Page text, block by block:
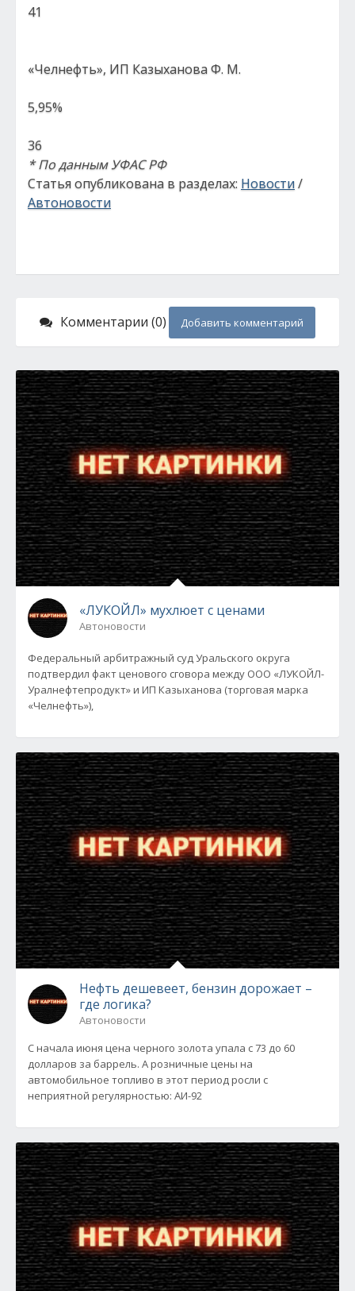
41
«Челнефть», ИП Казыханова Ф. М.
5,95%
36
* По данным УФАС РФ
Статья опубликована в разделах: Новости/
Автоновости
Комментарии (0) Добавить комментарий
«ЛУКОЙЛ» мухлюет с ценами
Автоновости
Федеральный арбитражный суд Уральского округа
подтвердил факт ценового сговора между ООО «ЛУКОЙЛ-
Уралнефтепродукт» и ИП Казыханова (торговая марка
«Челнефть»),
Нефть дешевеет, бензин дорожает –
где логика?
Автоновости
С начала июня цена черного золота упала с 73 до 60
долларов за баррель. А розничные цены на
автомобильное топливо в этот период росли с
неприятной регулярностью: АИ-92